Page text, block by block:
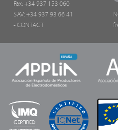
Fax: +34 937 153 060
SAV: +34 937 93 66 41
- CONTACT